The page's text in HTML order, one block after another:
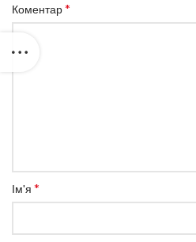
Коментар*
Ім'я *